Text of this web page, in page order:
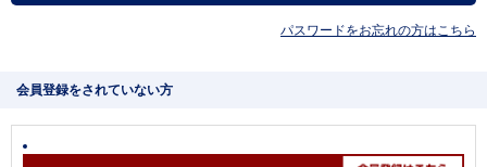
パスワードをお忘れの方はこちら
会員登録をされていない方